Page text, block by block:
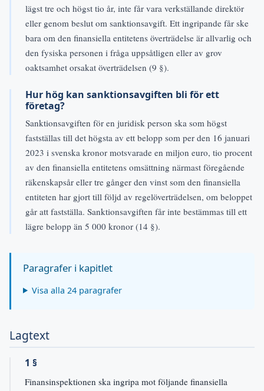
lägst tre och högst tio år, inte får vara verkställande direktör
eller genom beslut om sanktionsavgift. Ett ingripande får ske
bara om den finansiella entitetens överträdelse är allvarlig och
den fysiska personen i fråga uppsåtligen eller av grov
oaktsamhet orsakat överträdelsen (9 §).
Hur hög kan sanktionsavgiften bli för ett
företag?
Sanktionsavgiften för en juridisk person ska som högst
fastställas till det högsta av ett belopp som per den 16 januari
2023 i svenska kronor motsvarade en miljon euro, tio procent
av den finansiella entitetens omsättning närmast föregående
räkenskapsår eller tre gånger den vinst som den finansiella
entiteten har gjort till följd av regelöverträdelsen, om beloppet
går att fastställa. Sanktionsavgiften får inte bestämmas till ett
lägre belopp än 5 000 kronor (14 §).
Paragrafer i kapitlet
Visa alla 24 paragrafer
Lagtext
1 §
Finansinspektionen ska ingripa mot följande finansiella